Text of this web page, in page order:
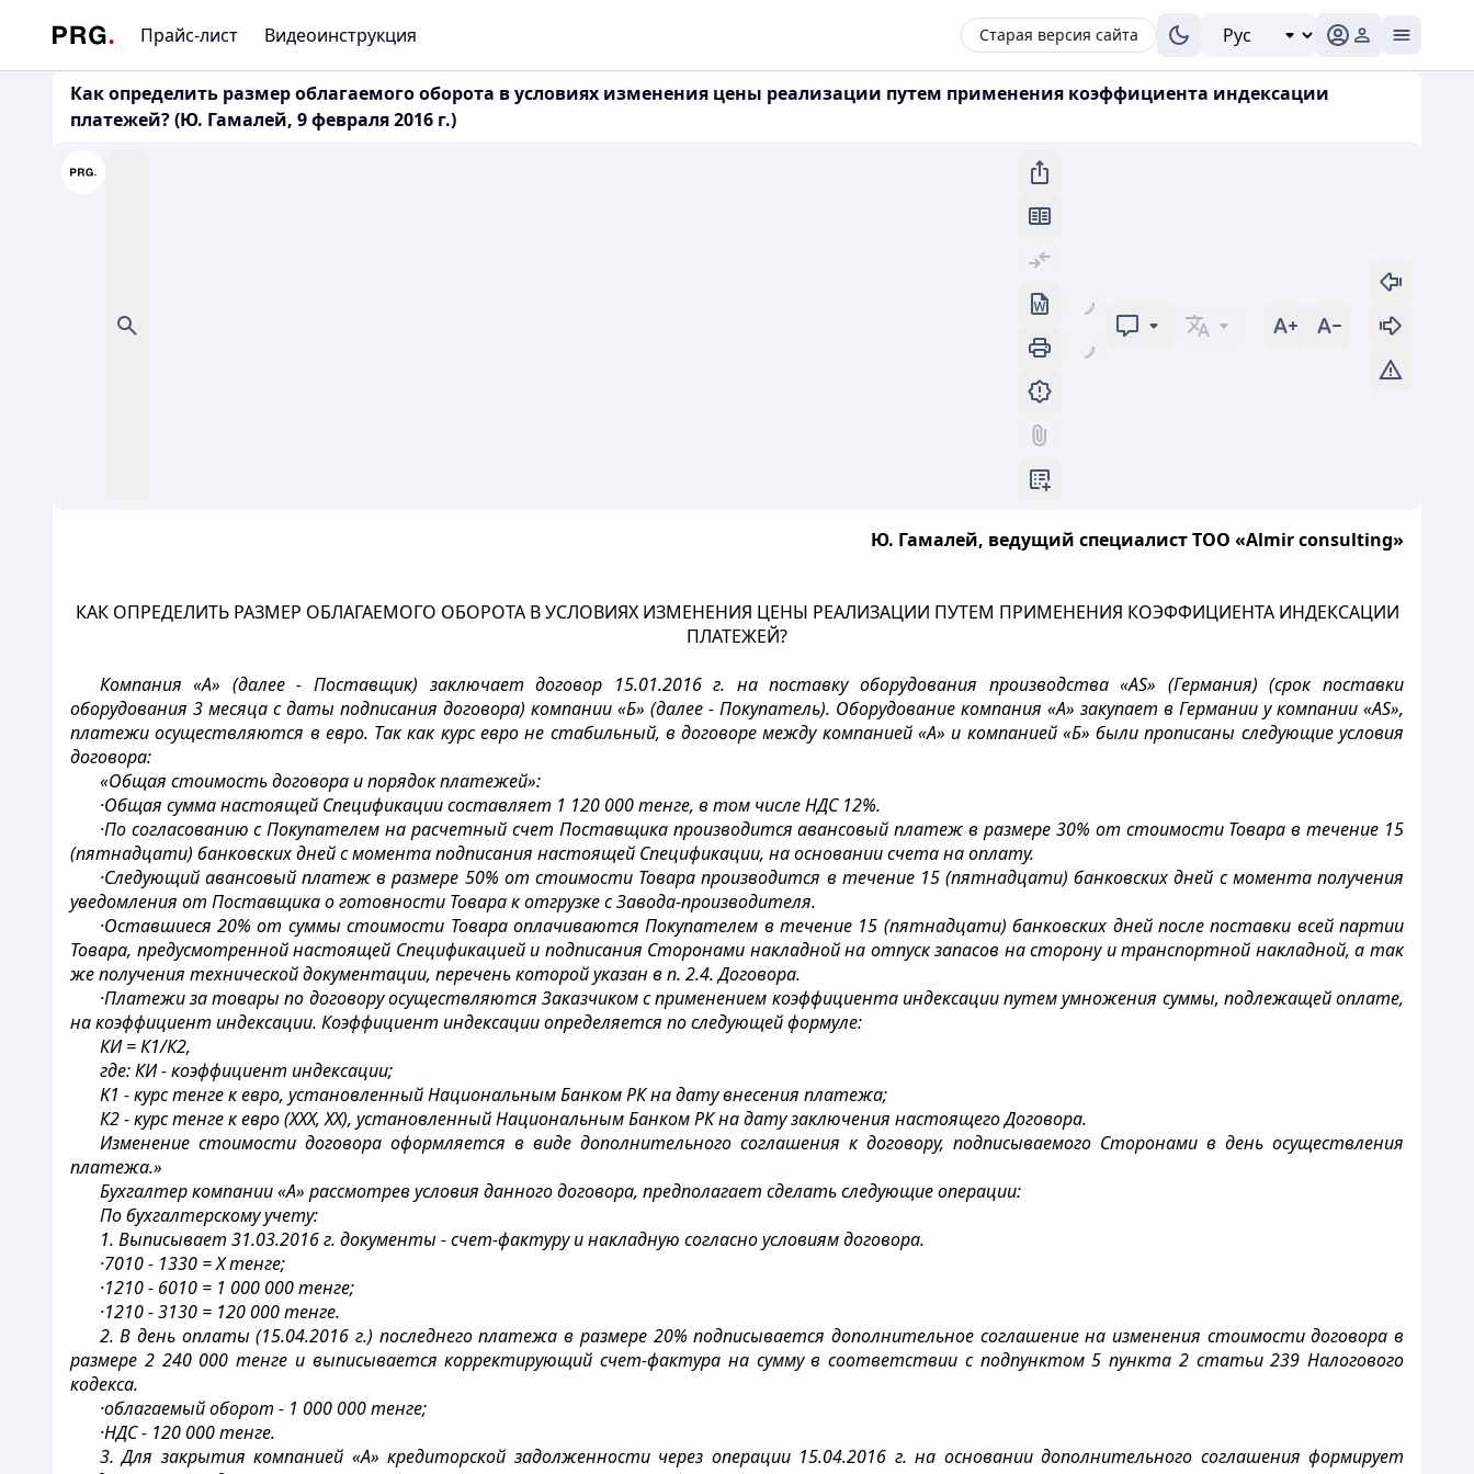
Прайс-лист Видеоинструкция Старая версия сайта
Как определить размер облагаемого оборота в условиях изменения цены реализации путем применения коэффициента индексации
платежей? (Ю. Гамалей, 9 февраля 2016 г.)
Ю. Гамалей, ведущий специалист ТОО «Almir consulting»
КАК ОПРЕДЕЛИТЬ РАЗМЕР ОБЛАГАЕМОГО ОБОРОТА В УСЛОВИЯХ ИЗМЕНЕНИЯ ЦЕНЫ РЕАЛИЗАЦИИ ПУТЕМ ПРИМЕНЕНИЯ КОЭФФИЦИЕНТА ИНДЕКСАЦИИ
ПЛАТЕЖЕЙ?
Компания «А» (далее - Поставщик) заключает договор 15.01.2016 г. на поставку оборудования производства «AS» (Германия) (срок поставки
оборудования 3 месяца с даты подписания договора) компании «Б» (далее - Покупатель). Оборудование компания «А» закупает в Германии у компании «AS»,
платежи осуществляются в евро. Так как курс евро не стабильный, в договоре между компанией «А» и компанией «Б» были прописаны следующие условия
договора:
«Общая стоимость договора и порядок платежей»:
·Общая сумма настоящей Спецификации составляет 1 120 000 тенге, в том числе НДС 12%.
·По согласованию с Покупателем на расчетный счет Поставщика производится авансовый платеж в размере 30% от стоимости Товара в течение 15
(пятнадцати) банковских дней с момента подписания настоящей Спецификации, на основании счета на оплату.
·Следующий авансовый платеж в размере 50% от стоимости Товара производится в течение 15 (пятнадцати) банковских дней с момента получения
уведомления от Поставщика о готовности Товара к отгрузке c Завода-производителя.
·Оставшиеся 20% от суммы стоимости Товара оплачиваются Покупателем в течение 15 (пятнадцати) банковских дней после поставки всей партии
Товара, предусмотренной настоящей Спецификацией и подписания Сторонами накладной на отпуск запасов на сторону и транспортной накладной, а так
же получения технической документации, перечень которой указан в п. 2.4. Договора.
·Платежи за товары по договору осуществляются Заказчиком с применением коэффициента индексации путем умножения суммы, подлежащей оплате,
на коэффициент индексации. Коэффициент индексации определяется по следующей формуле:
КИ = К1/К2,
где: КИ - коэффициент индексации;
K1 - курс тенге к евро, установленный Национальным Банком РК на дату внесения платежа;
К2 - курс тенге к евро (ХХХ, ХХ), установленный Национальным Банком РК на дату заключения настоящего Договора.
Изменение стоимости договора оформляется в виде дополнительного соглашения к договору, подписываемого Сторонами в день осуществления
платежа.»
Бухгалтер компании «А» рассмотрев условия данного договора, предполагает сделать следующие операции:
По бухгалтерскому учету:
1. Выписывает 31.03.2016 г. документы - счет-фактуру и накладную согласно условиям договора.
·7010 - 1330 = Х тенге;
·1210 - 6010 = 1 000 000 тенге;
·1210 - 3130 = 120 000 тенге.
2. В день оплаты (15.04.2016 г.) последнего платежа в размере 20% подписывается дополнительное соглашение на изменения стоимости договора в
размере 2 240 000 тенге и выписывается корректирующий счет-фактура на сумму в соответствии с подпунктом 5 пункта 2 статьи 239 Налогового
кодекса.
·облагаемый оборот - 1 000 000 тенге;
·НДС - 120 000 тенге.
3. Для закрытия компанией «А» кредиторской задолженности через операции 15.04.2016 г. на основании дополнительного соглашения формирует